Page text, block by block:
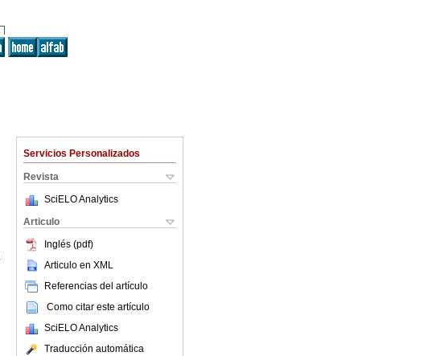
Servicios Personalizados
Revista
SciELO Analytics
Articulo
Inglés (pdf)
Articulo en XML
Referencias del artículo
Como citar este artículo
SciELO Analytics
Traducción automática